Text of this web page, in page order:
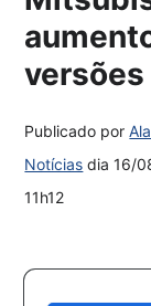
Publicado por
Notícias dia16/
11h12